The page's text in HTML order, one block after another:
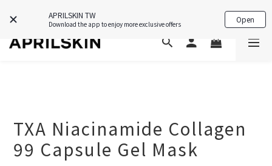
APRILSKIN TW
Download the app to enjoy more exclusive offers Open
APP限定禮🎁下載即送韓國保養好物💗
TXA Niacinamide Collagen
99 Capsule Gel Mask